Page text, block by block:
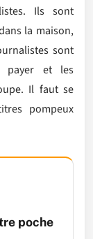
Ils sont
la maison,
sont
payer et les
Il faut se
pompeux
poche